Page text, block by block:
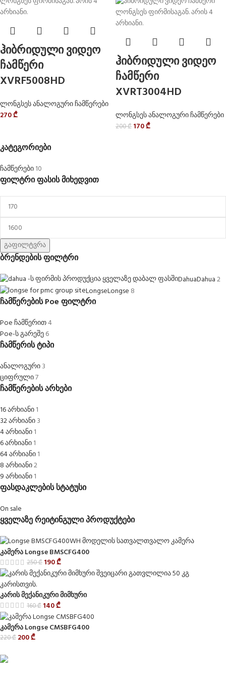
კატეგორიები
ჩამწერები10
ფილტრი ფასის მიხედვით
გაფილტვრა
ბრენდების ფილტრი
DahuaDahua2
LongseLongse 8
ჩამწერების Poe ფილტრი
Poe ჩამწერით4
Poe-ს გარეშე6
ჩამწერის ტიპი
ანალოგური3
ციფრული7
ჩამწერების არხები
16 არხიანი1
32 არხიანი3
4 არხიანი1
6 არხიანი1
64 არხიანი1
8 არხიანი2
9 არხიანი1
ფასდაკლების სტატუსი
On sale
ყველაზე რეიტინგული პროდუქტები
კამერა Longse BMSCFG400
250₾ 190₾
კარის მექანიკური მიმხური
160₾ 140₾
კამერა Longse CMSBFG400
220₾ 200₾
ჰიბრიდული ვიდეო
ჩამწერი
XVRF5008HD
ლონგსეს ანალოგური ჩამწერები
270₾
ჰიბრიდული ვიდეო
ჩამწერი
XVRT3004HD
ლონგსეს ანალოგური ჩამწერები
200₾ 170₾